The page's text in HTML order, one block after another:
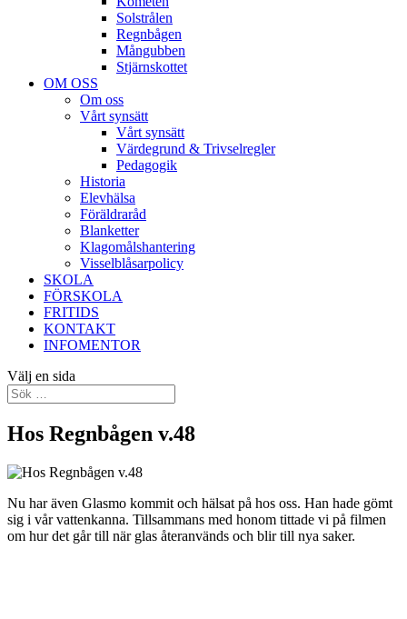
Solstrålen
Regnbågen
Mångubben
Stjärnskottet
OM OSS
Om oss
Vårt synsätt
Vårt synsätt
Värdegrund & Trivselregler
Pedagogik
Historia
Elevhälsa
Föräldraråd
Blanketter
Klagomålshantering
Visselblåsarpolicy
SKOLA
FÖRSKOLA
FRITIDS
KONTAKT
INFOMENTOR
Välj en sida
Hos Regnbågen v.48
Nu har även Glasmo kommit och hälsat på hos oss. Han hade gömt
sig i vår vattenkanna. Tillsammans med honom tittade vi på filmen
om hur det går till när glas återanvänds och blir till nya saker.